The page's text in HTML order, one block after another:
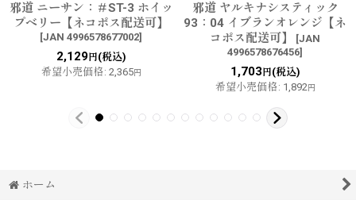
邪道 ニーサン：＃ST-3 ホイッ
プベリー【ネコポス配送可】
[JAN 4996578677002]
2,129円(税込)
希望小売価格: 2,365円
邪道 ヤルキナシスティック
93：04 イブランオレンジ【ネ
コポス配送可】
[JAN
4996578676456]
1,703 円(税込)
希望小売価格: 1,892円
ホーム